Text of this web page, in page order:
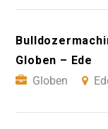
Globen – Ede
Globen